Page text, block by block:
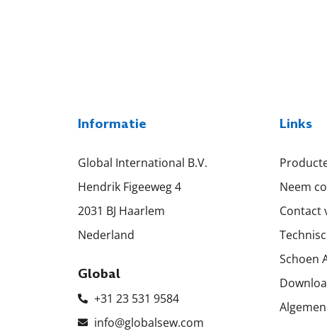
Informatie
Global International B.V.
Hendrik Figeeweg 4
2031 BJ Haarlem
Nederland
Global
+31 23 531 9584
info@globalsew.com
Links
Neem
Contact
Schoen